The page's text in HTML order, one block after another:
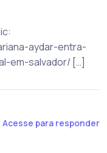
aydar-entra-
em-salvador/ […]
Acesse para responder